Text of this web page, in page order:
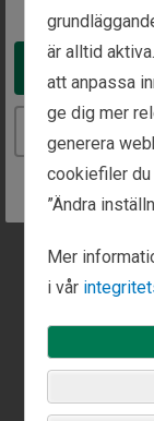
Take
Ring oss på
+1 (360)
Det går att
Ring oss
boka tid för
är alltid
att anpassa
ge dig mer
generera
cookiefiler
”Ändra
Mer
i vår